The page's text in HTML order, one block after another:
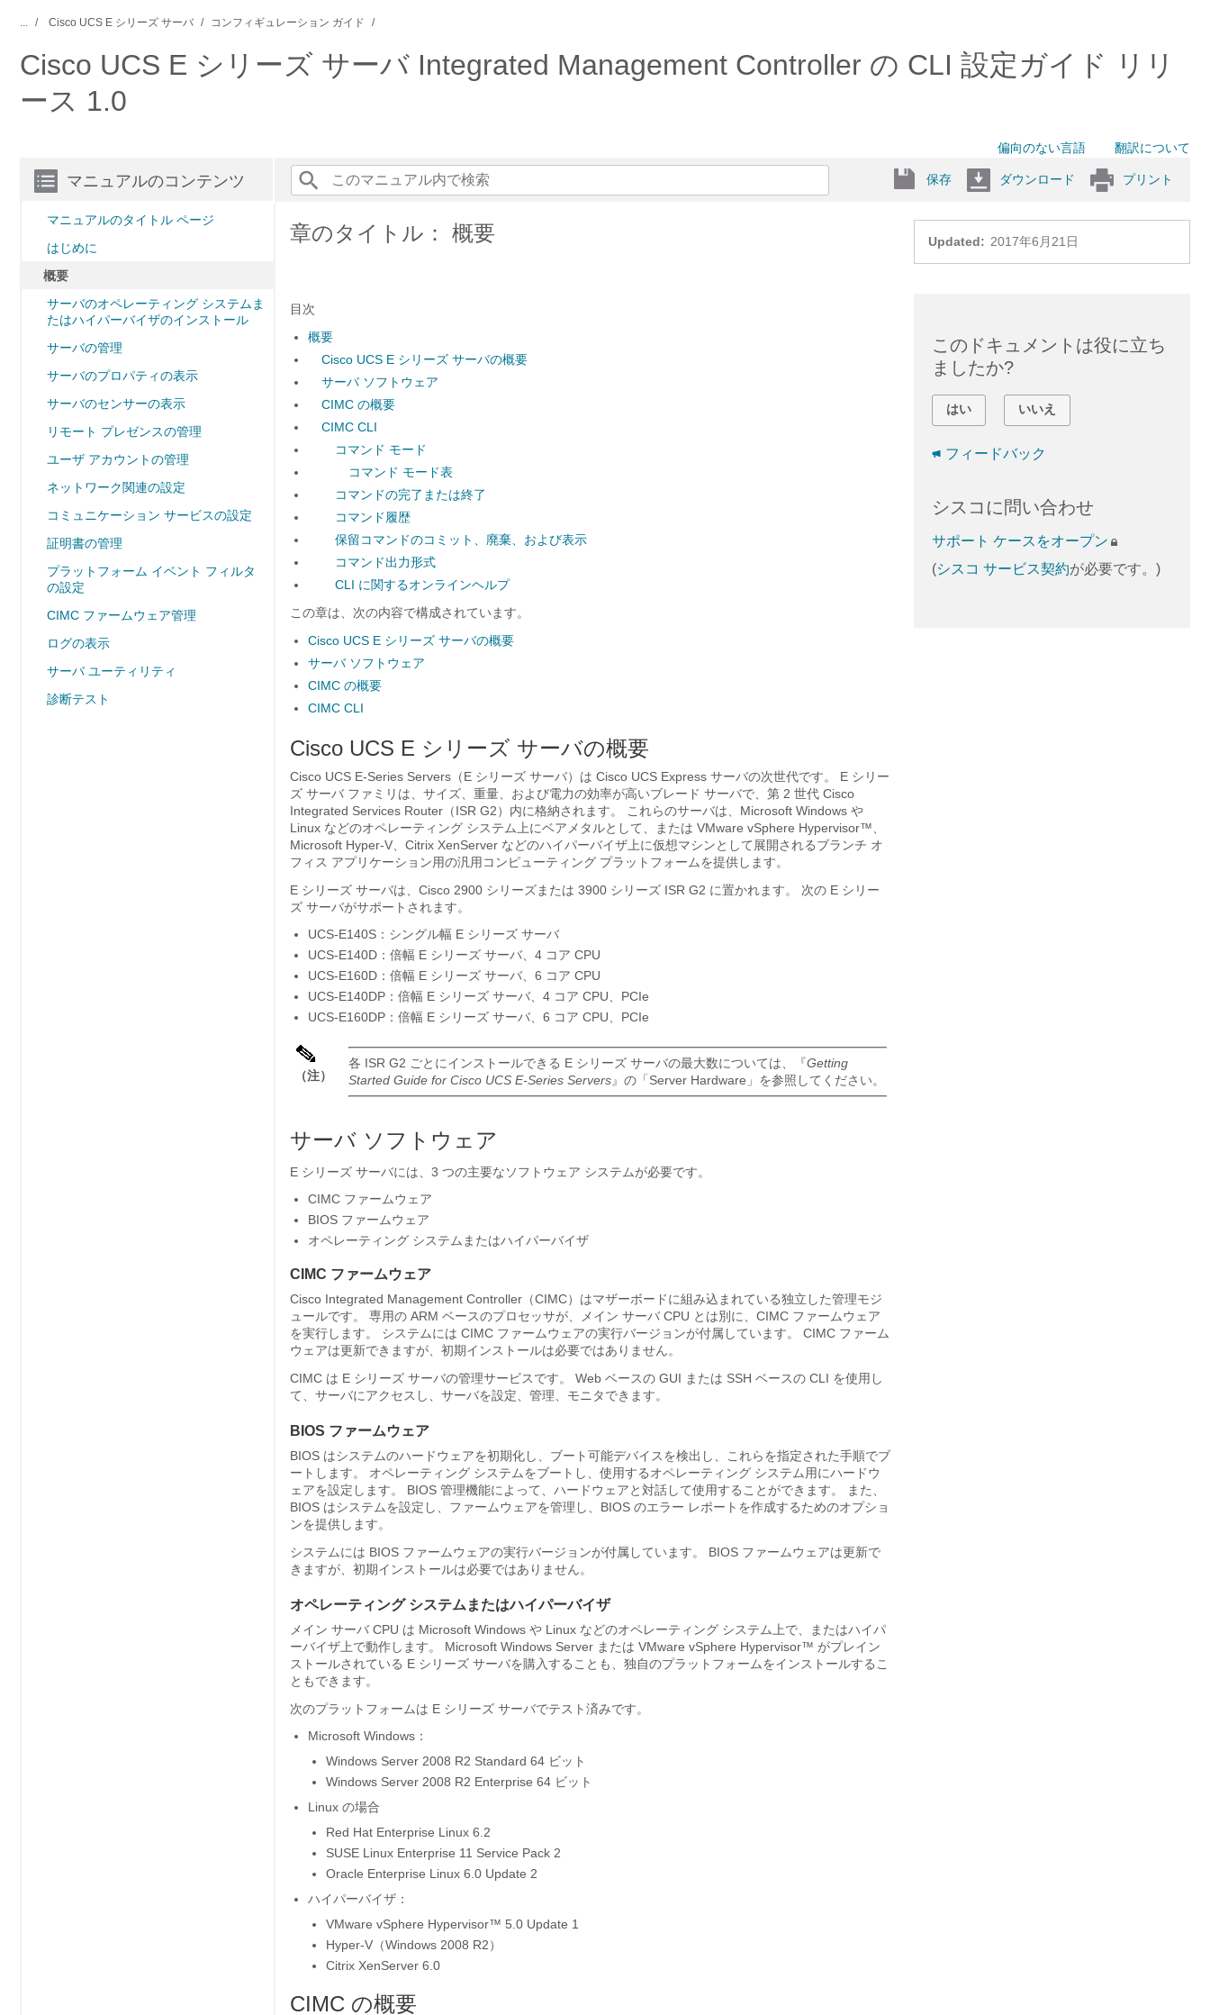
... Cisco UCS E シリーズ サーバ コンフィギュレーション ガイド
Cisco UCS E シリーズ サーバ Integrated Management Controller の CLI 設定ガイド リリ
ース 1.0
偏向のない言語 翻訳について
マニュアルのコンテンツ
マニュアルのタイトル ページ
はじめに
概要
サーバのオペレーティング システムま
たはハイパーバイザのインストール
サーバの管理
サーバのプロパティの表示
サーバのセンサーの表示
リモート プレゼンスの管理
ユーザ アカウントの管理
ネットワーク関連の設定
コミュニケーション サービスの設定
証明書の管理
プラットフォーム イベント フィルタ
の設定
CIMC ファームウェア管理
ログの表示
サーバ ユーティリティ
診断テスト
保存 ダウンロード プリント
Updated: 2017年6月21日
章のタイトル： 概要
目次
概要
Cisco UCS E シリーズ サーバの概要
サーバ ソフトウェア
CIMC の概要
CIMC CLI
コマンド モード
コマンド モード表
コマンドの完了または終了
コマンド履歴
保留コマンドのコミット、廃棄、および表示
コマンド出力形式
CLI に関するオンラインヘルプ
この章は、次の内容で構成されています。
Cisco UCS E シリーズ サーバの概要
サーバ ソフトウェア
CIMC の概要
CIMC CLI
Cisco UCS E シリーズ サーバの概要
Cisco UCS E-Series Servers （E シリーズ サーバ）は Cisco UCS Express サーバの次世代です。 E シリー
ズ サーバファミリは、サイズ、重量、および電力の効率が高いブレード サーバで、第 2 世代 Cisco
Integrated Services Router（ISR G2）内に格納されます。 これらのサーバは、Microsoft Windows や
Linux などのオペレーティング システム上にベアメタルとして、または VMware vSphere Hypervisor™、
Microsoft Hyper-V、Citrix XenServer などのハイパーバイザ上に仮想マシンとして展開されるブランチ オ
フィス アプリケーション用の汎用コンピューティング プラットフォームを提供します。
E シリーズ サーバは、Cisco 2900 シリーズまたは 3900 シリーズ ISR G2 に置かれます。 次の E シリー
ズ サーバがサポートされます。
UCS-E140S：シングル幅 E シリーズ サーバ
UCS-E140D：倍幅 E シリーズ サーバ、4 コア CPU
UCS-E160D：倍幅 E シリーズ サーバ、6 コア CPU
UCS-E140DP：倍幅 E シリーズ サーバ、4 コア CPU、PCIe
UCS-E160DP：倍幅 E シリーズ サーバ、6 コア CPU、PCIe
（注）
各 ISR G2 ごとにインストールできる E シリーズ サーバの最大数については、『Getting
Started Guide for Cisco UCS E-Series Servers』の「Server Hardware」を参照してください。
サーバ ソフトウェア
E シリーズ サーバには、3 つの主要なソフトウェア システムが必要です。
CIMC ファームウェア
BIOS ファームウェア
オペレーティング システムまたはハイパーバイザ
CIMC ファームウェア
Cisco Integrated Management Controller（CIMC）はマザーボードに組み込まれている独立した管理モジ
ュールです。 専用の ARM ベースのプロセッサが、メイン サーバ CPU とは別に、CIMC ファームウェア
を実行します。 システムには CIMC ファームウェアの実行バージョンが付属しています。 CIMC ファーム
ウェアは更新できますが、初期インストールは必要ではありません。
CIMC は E シリーズ サーバの管理サービスです。 Web ベースの GUI または SSH ベースの CLI を使用し
て、サーバにアクセスし、サーバを設定、管理、モニタできます。
BIOS ファームウェア
BIOS はシステムのハードウェアを初期化し、ブート可能デバイスを検出し、これらを指定された手順でブ
ートします。 オペレーティング システムをブートし、使用するオペレーティング システム用にハードウ
ェアを設定します。 BIOS 管理機能によって、ハードウェアと対話して使用することができます。 また、
BIOS はシステムを設定し、ファームウェアを管理し、BIOS のエラー レポートを作成するためのオプショ
ンを提供します。
システムには BIOS ファームウェアの実行バージョンが付属しています。 BIOS ファームウェアは更新で
きますが、初期インストールは必要ではありません。
オペレーティング システムまたはハイパーバイザ
メイン サーバ CPU は Microsoft Windows や Linux などのオペレーティング システム上で、またはハイパ
ーバイザ上で動作します。 Microsoft Windows Server または VMware vSphere Hypervisor™ がプレイン
ストールされている E シリーズ サーバを購入することも、独自のプラットフォームをインストールするこ
ともできます。
次のプラットフォームは E シリーズ サーバでテスト済みです。
Microsoft Windows：
Windows Server 2008 R2 Standard 64 ビット
Windows Server 2008 R2 Enterprise 64 ビット
Linux の場合
Red Hat Enterprise Linux 6.2
SUSE Linux Enterprise 11 Service Pack 2
Oracle Enterprise Linux 6.0 Update 2
ハイパーバイザ：
VMware vSphere Hypervisor™ 5.0 Update 1
Hyper-V（Windows 2008 R2）
Citrix XenServer 6.0
CIMC の概要
このドキュメントは役に立ち
ましたか?
はい いいえ
フィードバック
シスコに問い合わせ
サポート ケースをオープン
(シスコ サービス契約が必要です。)